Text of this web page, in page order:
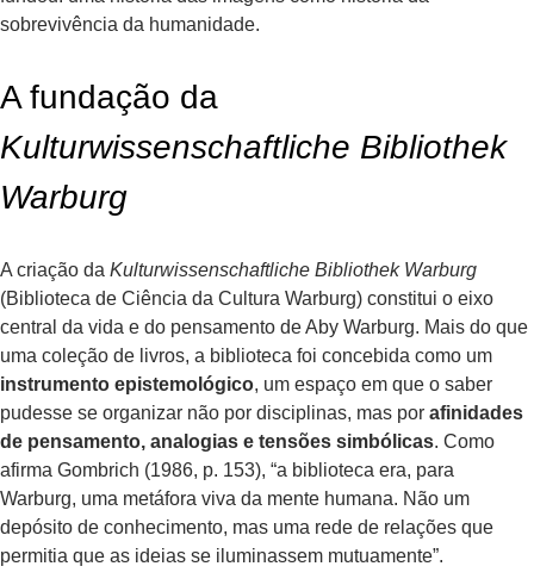
sobrevivência da humanidade.
A fundação da
Kulturwissenschaftliche Bibliothek
Warburg
A criação da Kulturwissenschaftliche Bibliothek Warburg
(Biblioteca de Ciência da Cultura Warburg) constitui o eixo
central da vida e do pensamento de Aby Warburg. Mais do que
uma coleção de livros, a biblioteca foi concebida como um
instrumento epistemológico, um espaço em que o saber
pudesse se organizar não por disciplinas, mas por afinidades
de pensamento, analogias e tensões simbólicas. Como
afirma Gombrich (1986, p. 153), “a biblioteca era, para
Warburg, uma metáfora viva da mente humana. Não um
depósito de conhecimento, mas uma rede de relações que
permitia que as ideias se iluminassem mutuamente”.